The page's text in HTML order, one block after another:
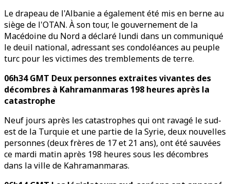
Le drapeau de l'Albanie a également été mis en berne au
siège de l'OTAN. À son tour, le gouvernement de la
Macédoine du Nord a déclaré lundi dans un communiqué
le deuil national, adressant ses condoléances au peuple
turc pour les victimes des tremblements de terre.
06h34 GMT Deux personnes extraites vivantes des
décombres à Kahramanmaras 198 heures après la
catastrophe
Neuf jours après les catastrophes qui ont ravagé le sud-
est de la Turquie et une partie de la Syrie, deux nouvelles
personnes (deux frères de 17 et 21 ans), ont été sauvées
ce mardi matin après 198 heures sous les décombres
dans la ville de Kahramanmaras.